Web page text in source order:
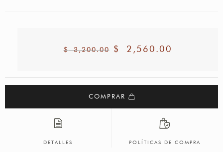
$3,200.00 $ 2,560.00
COMPRAR
DETALLES POLÍTICAS DE COMPRA